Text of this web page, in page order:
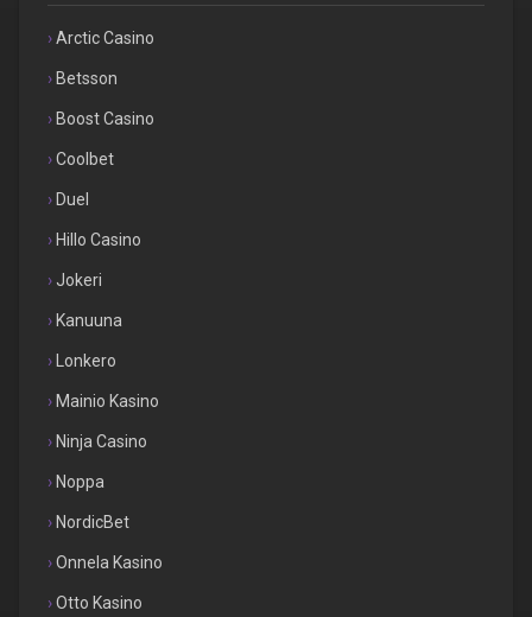
Arctic Casino
Betsson
Boost Casino
Coolbet
Duel
Hillo Casino
Jokeri
Kanuuna
Lonkero
Mainio Kasino
Ninja Casino
Noppa
NordicBet
Onnela Kasino
Otto Kasino